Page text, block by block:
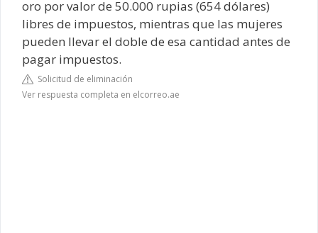
oro por valor de 50.000 rupias (654 dólares)
libres de impuestos, mientras que las mujeres
pueden llevar el doble de esa cantidad antes de
pagar impuestos.
Solicitud de eliminación
Ver respuesta completa en elcorreo.ae